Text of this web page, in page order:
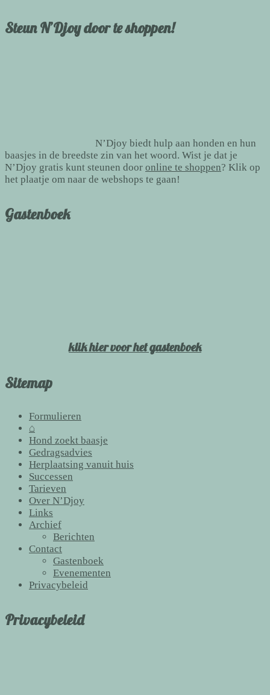
Steun N’Djoy door te shoppen!
N’Djoy biedt hulp aan honden en hun
baasjes in de breedste zin van het woord. Wist je dat je
N’Djoy gratis kunt steunen door online te shoppen? Klik op
het plaatje om naar de webshops te gaan!
Gastenboek
klik hier voor het gastenboek
Sitemap
Formulieren
⌂
Hond zoekt baasje
Gedragsadvies
Herplaatsing vanuit huis
Successen
Tarieven
Over N’Djoy
Links
Archief
Berichten
Contact
Gastenboek
Evenementen
Privacybeleid
Privacybeleid